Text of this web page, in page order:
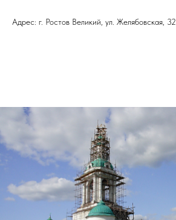
Адрес: г. Ростов Великий, ул. Желябовская, 32